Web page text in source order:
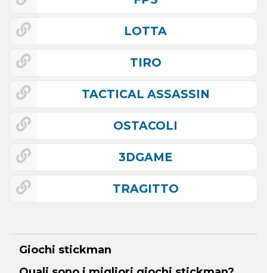
LOTTA
TIRO
TACTICAL ASSASSIN
OSTACOLI
3DGAME
TRAGITTO
Giochi stickman